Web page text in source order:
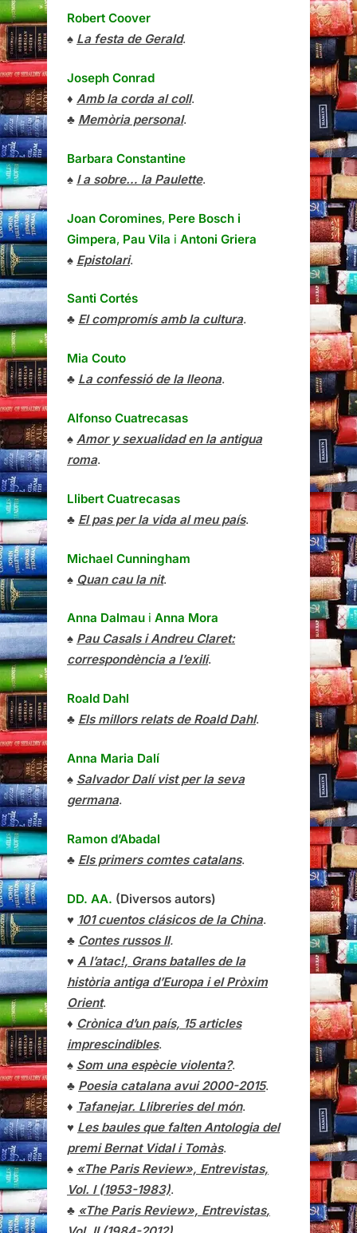
Robert Coover
♠ La festa de Gerald.
Joseph Conrad
♦ Amb la corda al coll.
♣ Memòria personal.
Barbara Constantine
♠ I a sobre… la Paulette.
Joan Coromines, Pere Bosch i
Gimpera, Pau Vila i Antoni Griera
♠ Epistolari.
Santi Cortés
♣ El compromís amb la cultura.
Mia Couto
♣ La confessió de la lleona.
Alfonso Cuatrecasas
♠ Amor y sexualidad en la antigua
roma.
Llibert Cuatrecasas
♣ El pas per la vida al meu país.
Michael Cunningham
♠ Quan cau la nit.
Anna Dalmau i Anna Mora
♠ Pau Casals i Andreu Claret:
correspondència a l’exili.
Roald Dahl
♣ Els millors relats de Roald Dahl.
Anna Maria Dalí
♠ Salvador Dalí vist per la seva
germana.
Ramon d’Abadal
♣ Els primers comtes catalans.
DD. AA. (Diversos autors)
♥ 101 cuentos clásicos de la China.
♣ Contes russos II.
♥ A l’atac!, Grans batalles de la
història antiga d’Europa i el Pròxim
Orient.
♦ Crònica d’un país, 15 articles
imprescindibles.
♠ Som una espècie violenta?.
♣ Poesia catalana avui 2000-2015.
♦ Tafanejar. Llibreries del món.
♥ Les baules que falten Antologia del
premi Bernat Vidal i Tomàs.
♠ «The Paris Review», Entrevistas,
Vol. I (1953-1983).
♣ «The Paris Review», Entrevistas,